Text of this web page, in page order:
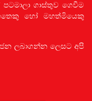
ගාස්තුව ගෙවීම
හෝ මහත්මියෙකු
ලබාගන්න ලෙසට අපි